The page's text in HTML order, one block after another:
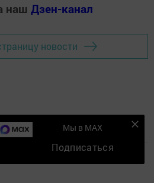
наш Дзен-канал
новости
Мы в MAX
Подписаться